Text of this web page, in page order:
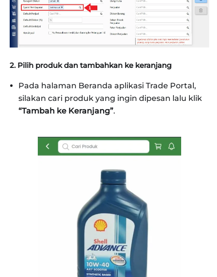
2. Pilih produk dan tambahkan ke keranjang
Pada halaman Beranda aplikasi Trade Portal,
silakan cari produk yang ingin dipesan lalu klik
“Tambah ke Keranjang”.